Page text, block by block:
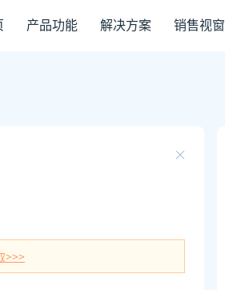
产品功能 解决方案 销售视窗
>>>